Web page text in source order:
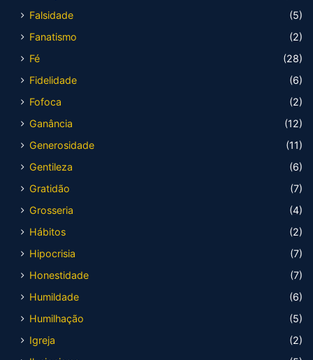
Falsidade
(5)
Fanatismo
(2)
Fé
(28)
Fidelidade
(6)
Fofoca
(2)
Ganância
(12)
Generosidade
(11)
Gentileza
(6)
Gratidão
(7)
Grosseria
(4)
Hábitos
(2)
Hipocrisia
(7)
Honestidade
(7)
Humildade
(6)
Humilhação
(5)
Igreja
(2)